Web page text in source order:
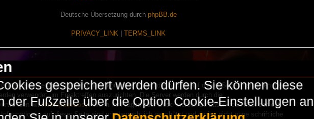
Deutsche Übersetzung durch phpBB.de
PRIVACY_LINK | TERMS_LINK
Lasershowtechnik. Wir sind nicht kommerziell und die Banner auf dieser Seite finanzieren die
verwendet um Freaktreffen auszurichten. Die Server werden durch die
wirHomepageEasy. Wenn Ihr Fragen oder Beschwerden zu LaserFreak habt schickt
auf dieser Seite sind urheberrechtlich geschützt und dürfen nicht ohne schriftliche
gespeichert werden dürfen. Sie können diese
der Fußzeile über die Option Cookie-Einstellungen